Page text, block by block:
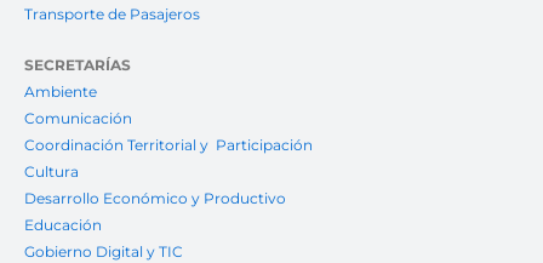
Transporte de Pasajeros
SECRETARÍAS
Ambiente
Comunicación
Coordinación Territorial y Participación
Cultura
Desarrollo Económico y Productivo
Educación
Gobierno Digital y TIC